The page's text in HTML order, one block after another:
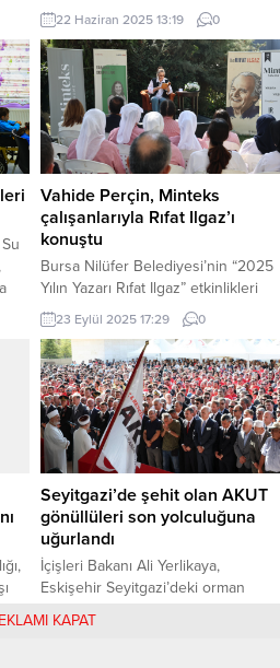
(İGFA) – Kocaeli Büyükşehir
Belediyesi, yaz mevsiminin
başlaması ve 2025-2026 eğitim
öğretim yılının sona ermesiyle
birlikte şehir içi toplu ulaşımda yaz
tarifesine geçileceğini duyurdu. 23
Haziran Pazartesi gününden
itibaren otobüs ve tramvay seferleri
yeni saatlere...
22 Haziran 2025 13:19 0
Vahide Perçin, Minteks
çalışanlarıyla Rıfat Ilgaz’ı
konuştu
Bursa Nilüfer Belediyesi’nin “2025
Yılın Yazarı Rıfat Ilgaz” etkinlikleri
kapsamında tiyatro ve sinema
oyuncusu Vahide Perçin, Minteks
çalışanları ile fabrika bahçesinde bir
araya geldi. BURSA (İGFA) – Bursa
Nilüfer Belediyesi’nin “2025 Yılın
Yazarı Rıfat Ilgaz” etkinliklerinden
“Fabrika Okumaları” söyleşisi
Minteks’te yapıldı. Tiyatro ve
sinema oyuncusu Vahide Perçin’in
katıldığı söyleşi, fabrika...
23 Eylül 2025 17:29 0
Seyitgazi’de şehit olan AKUT
gönüllüleri son yolculuğuna
uğurlandı
İçişleri Bakanı Ali Yerlikaya,
Eskişehir Seyitgazi’deki orman
yangınında şehit olan 5 AKUT
gönüllüsünün cenaze törenine
24 Temmuz 2025 19:29
KAPAT